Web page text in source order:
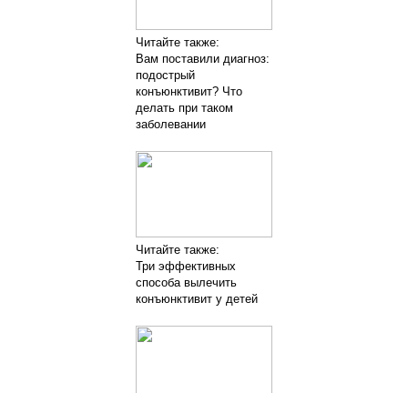
Читайте также:
Вам поставили диагноз:
подострый
конъюнктивит? Что
делать при таком
заболевании
Читайте также:
Три эффективных
способа вылечить
конъюнктивит у детей